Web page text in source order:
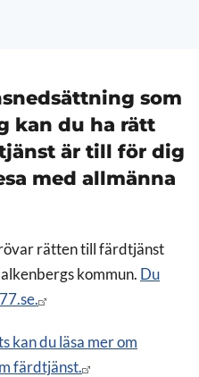
som
kan du ha rätt
är till för dig
med allmänna
rätten till färdtjänst
kommun. Du
kan du läsa mer om
färdtjänst.